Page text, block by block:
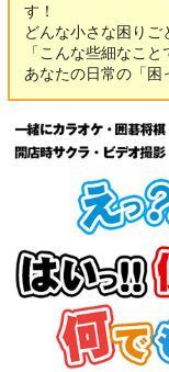
す！
どんな小さな困りご
「こんな些細なこ
あなたの日常の「困